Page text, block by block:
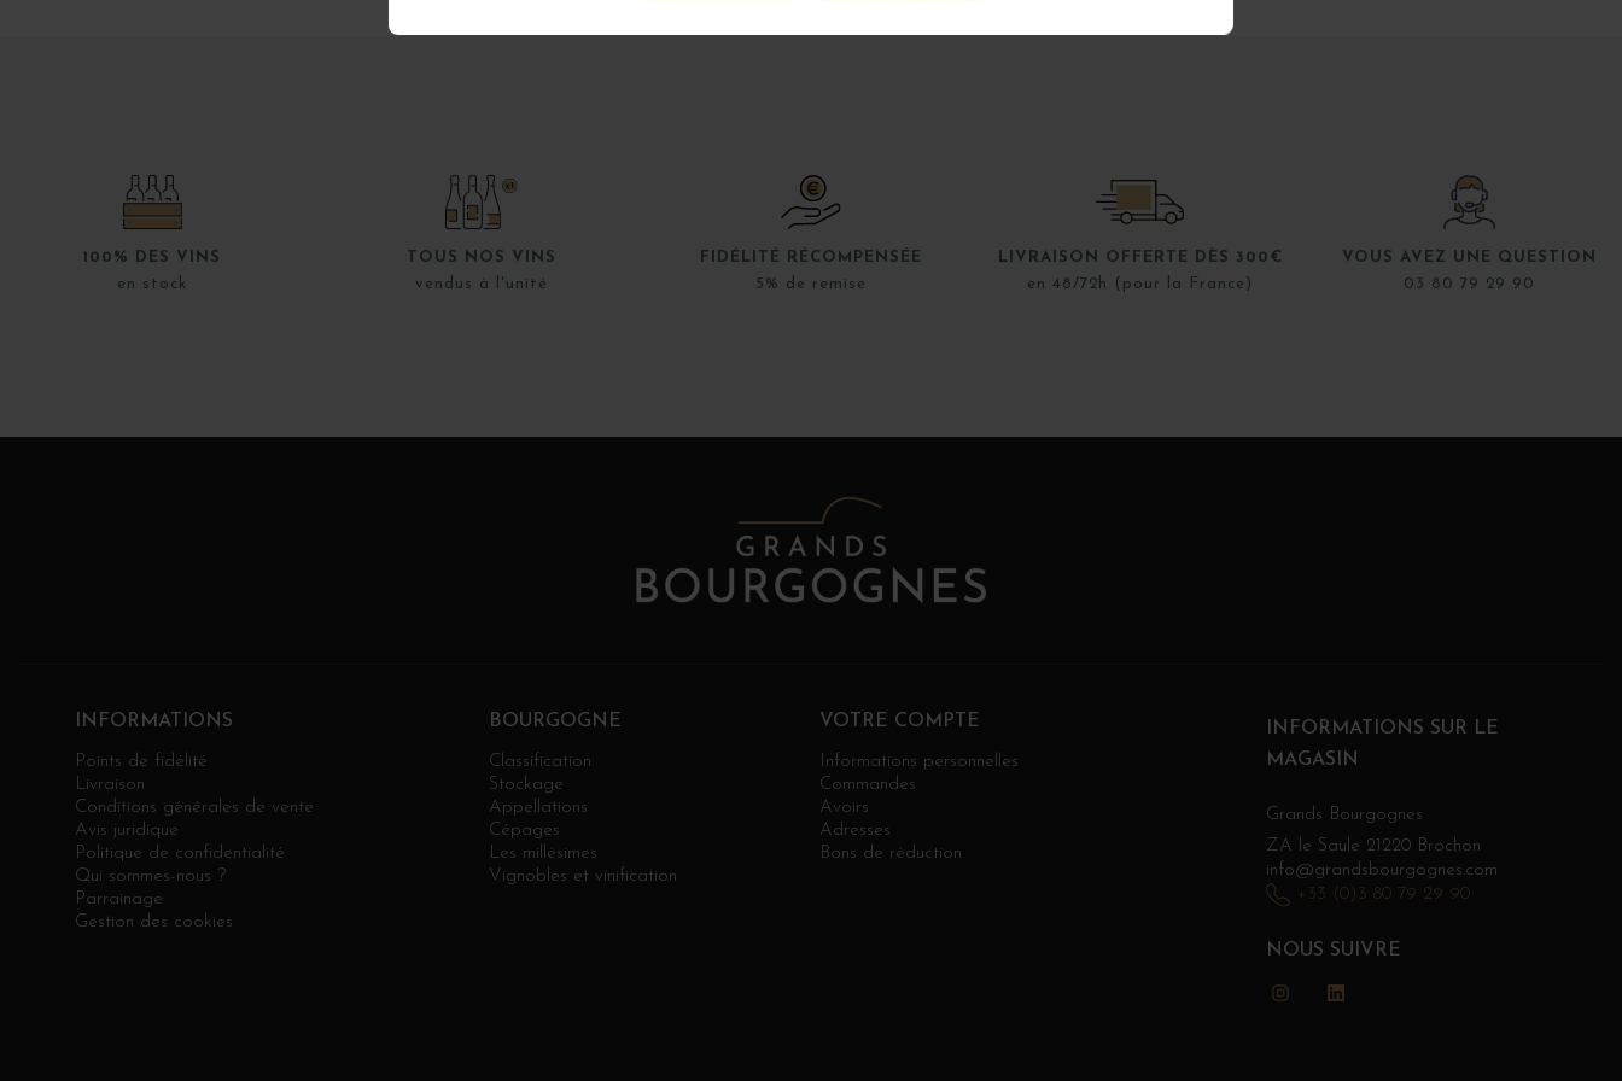
100% DES VINS
en stock
TOUS NOS VINS
vendus à l'unité
FIDÉLITÉ RÉCOMPENSÉE
5% de remise
LIVRAISON OFFERTE DÈS 300€
en 48/72h (pour la France)
VOUS AVEZ UNE QUESTION
03 80 79 29 90
INFORMATIONS
Points de fidélité
Livraison
Conditions générales de vente
Avis juridique
Politique de confidentialité
Qui sommes-nous ?
Parrainage
Gestion des cookies
BOURGOGNE
Classification
Stockage
Appellations
Cépages
Les millésimes
Vignobles et vinification
VOTRE COMPTE
Informations personnelles
Commandes
Avoirs
Adresses
Bons de réduction
INFORMATIONS SUR LE
MAGASIN
Grands Bourgognes
ZA le Saule 21220 Brochon
info@grandsbourgognes.com
+33 (0)3 80 79 29 90
NOUS SUIVRE
Instagram